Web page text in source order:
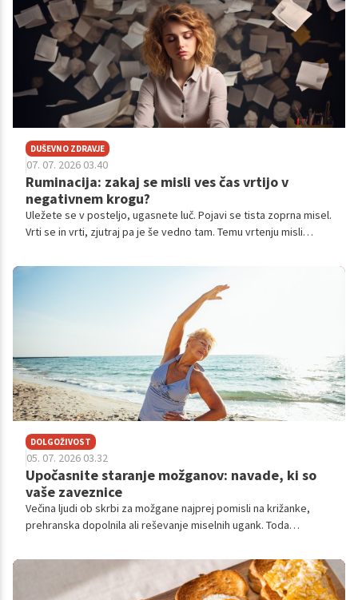
disciplina.
DUŠEVNO ZDRAVJE
07. 07. 2026 03.40
Ruminacija: zakaj se misli ves čas vrtijo v
negativnem krogu?
Uležete se v posteljo, ugasnete luč. Pojavi se tista zoprna misel.
Vrti se in vrti, zjutraj pa je še vedno tam. Temu vrtenju misli
DOLGOŽIVOST
05. 07. 2026 03.32
Upočasnite staranje možganov: navade, ki so
vaše zaveznice
Večina ljudi ob skrbi za možgane najprej pomisli na križanke,
prehranska dopolnila ali reševanje miselnih ugank. Toda
zdravje možganov pomembno vplivajo povsem običajne
navade, nekatere med njimi pa smo zaradi sodobnega načina
življenja skoraj opustili.